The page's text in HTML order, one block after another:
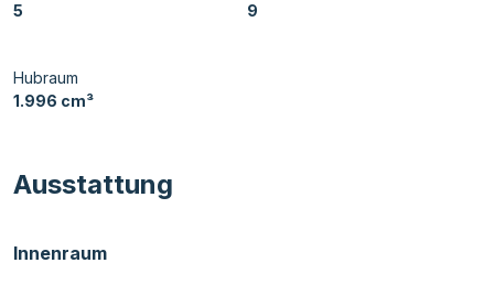
5
9
Hubraum
1.996 cm³
Ausstattung
Innenraum